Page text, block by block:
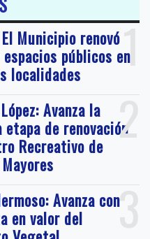
1
Municipio renovó
públicos en
localidades
2
Avanza la
etapa de renovación
Recreativo de
3
Avanza con
en valor del